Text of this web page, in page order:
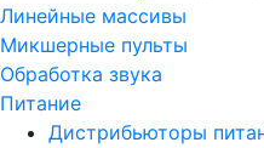
Линейные массивы
Микшерные пульты
Обработка звука
Питание
Дистрибьюторы